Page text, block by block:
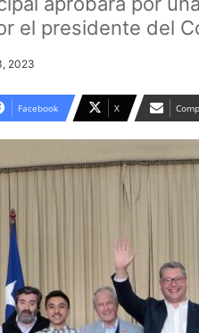
el presidente del
2023
Facebook X